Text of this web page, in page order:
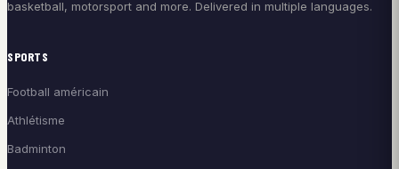
basketball, motorsport and more. Delivered in multiple languages.
SPORTS
Football américain
Athlétisme
Badminton